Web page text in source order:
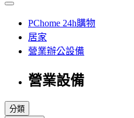
PChome 24h購物
居家
營業辦公設備
營業設備
分類